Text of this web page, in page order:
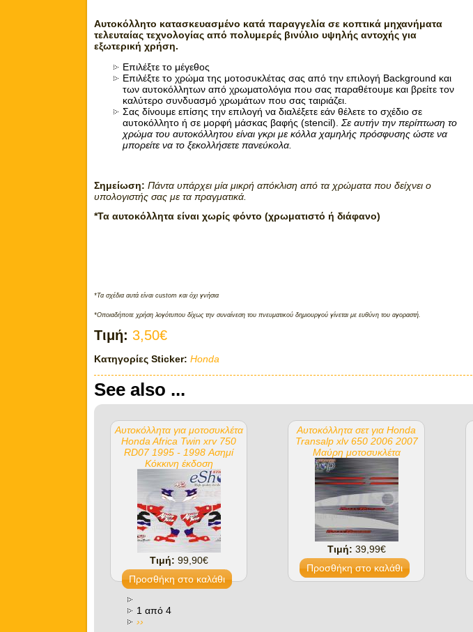
Αυτοκόλλητο κατασκευασμένο κατά παραγγελία σε κοπτικά μηχανήματα
τελευταίας τεχνολογίας από πολυμερές βινύλιο υψηλής αντοχής για
εξωτερική χρήση.
Επιλέξτε το μέγεθος
Επιλέξτε το χρώμα της μοτοσυκλέτας σας από την επιλογή Background και
των αυτοκόλλητων από χρωματολόγια που σας παραθέτουμε και βρείτε τον
καλύτερο συνδυασμό χρωμάτων που σας ταιριάζει.
Σας δίνουμε επίσης την επιλογή να διαλέξετε εάν θέλετε το σχέδιο σε
αυτοκόλλητο ή σε μορφή μάσκας βαφής (stencil). Σε αυτήν την περίπτωση το
χρώμα του αυτοκόλλητου είναι γκρι με κόλλα χαμηλής πρόσφυσης ώστε να
μπορείτε να το ξεκολλήσετε πανεύκολα.
Σημείωση: Πάντα υπάρχει μία μικρή απόκλιση από τα χρώματα που δείχνει ο
υπολογιστής σας με τα πραγματικά.
*Τα αυτοκόλλητα είναι χωρίς φόντο (χρωματιστό ή διάφανο)
*Τα σχέδια αυτά είναι custom και όχι γνήσια
*Οποιαδήποτε χρήση λογότυπου δίχως την συναίνεση του πνευματικού δημιουργού γίνεται με ευθύνη του αγοραστή.
Τιμή: 3,50€
Κατηγορίες Sticker: Honda
See also ...
Αυτοκόλλητα για μοτοσυκλέτα
Honda Africa Twin xrv 750
RD07 1995 - 1998 Ασημί
Κόκκινη έκδοση
Τιμή: 99,90€
Αυτοκόλλητα σετ για Honda
Transalp xlv 650 2006 2007
Μαύρη μοτοσυκλέτα
Τιμή: 39,99€
1 από 4
››